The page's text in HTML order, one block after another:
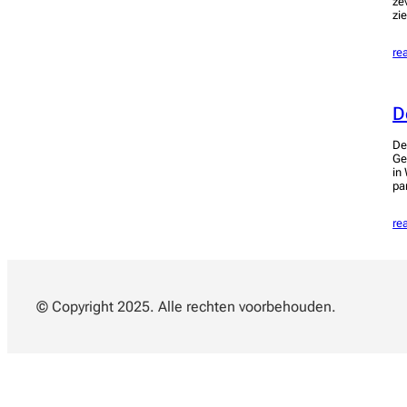
in
© Copyright 2025. Alle rechten voorbehouden.